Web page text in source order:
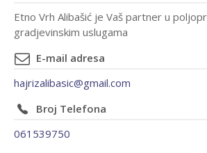
Etno Vrh Alibašić je Vaš partner u
gradjevinskim uslugama
E-mail adresa
hajrizalibasic@gmail.com
Broj Telefona
061539750